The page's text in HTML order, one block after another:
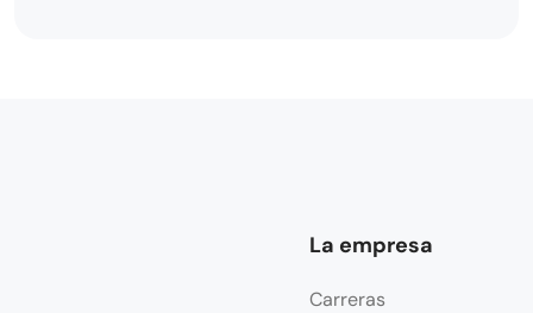
La empresa
Carreras